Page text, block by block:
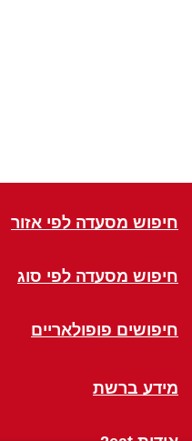
חיפוש מסעדה לפי אזור
חיפוש מסעדה לפי סוג
חיפושים פופולאריים
מידע ברשת